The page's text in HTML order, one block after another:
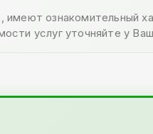
имеют ознакомительный
услуг уточняйте у